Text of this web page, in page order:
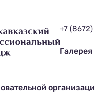
+7
Галерея